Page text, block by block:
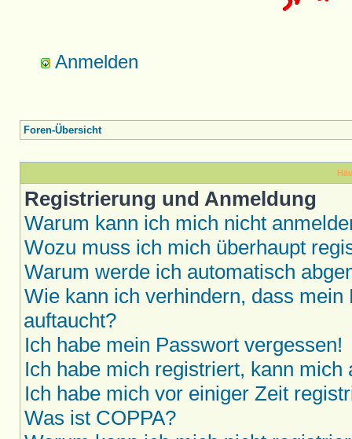
Anmelden
Foren-Übersicht
Registrierung und Anmeldung
Warum kann ich mich nicht
Wozu muss ich mich überhaupt
Warum werde ich automatisch
Wie kann ich verhindern, dass
auftaucht?
Ich habe mein Passwort vergessen!
Ich habe mich registriert, kann mich
Ich habe mich vor einiger Zeit
Was ist COPPA?